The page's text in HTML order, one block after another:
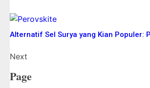
Alternatif Sel Surya yang Kian Populer:
Next
Page